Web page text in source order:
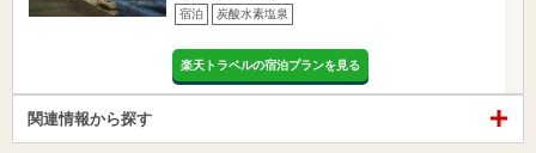
宿泊 炭酸水素塩泉
楽天トラベルの宿泊プランを見る
関連情報から探す